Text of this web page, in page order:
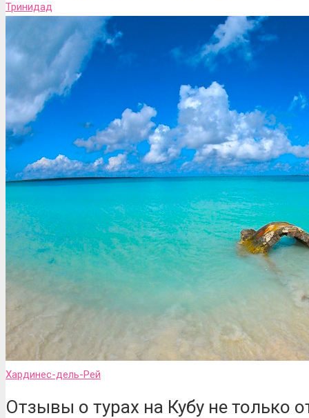
Тринидад
Хардинес-дель-Рей
Отзывы о турах на Кубу не только